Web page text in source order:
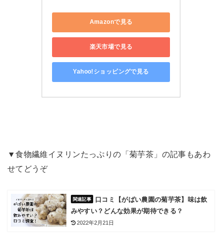
Amazonで見る
楽天市場で見る
Yahoo!ショッピングで見る
▼食物繊維イヌリンたっぷりの「菊芋茶」の記事もあわ
せてどうぞ
口コミ【がばい農園の菊芋茶】味は飲
みやすい？どんな効果が期待できる？
2022年2月21日